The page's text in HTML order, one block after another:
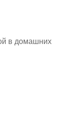
в домашних